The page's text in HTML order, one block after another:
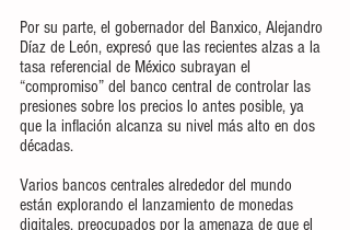
Por su parte, el gobernador del Banxico, Alejandro
Díaz de León, expresó que las recientes alzas a la
tasa referencial de México subrayan el
“compromiso” del banco central de controlar las
presiones sobre los precios lo antes posible, ya
que la inflación alcanza su nivel más alto en dos
décadas.
Varios bancos centrales alrededor del mundo
están explorando el lanzamiento de monedas
digitales, preocupados por la amenaza de que el